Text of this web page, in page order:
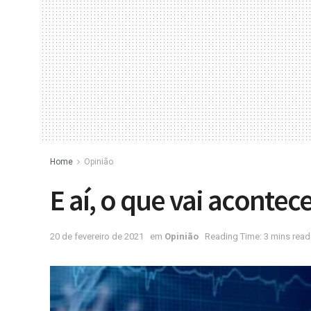
Home Opinião
E aí, o que vai
20 de fevereiro de 2021 em Opinião Reading Time: 3 mins read